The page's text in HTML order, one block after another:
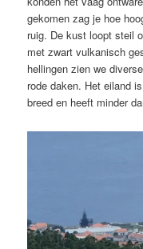
gekomen zag je hoe
ruig. De kust loopt steil
met zwart vulkanisch
hellingen zien we
rode daken. Het eiland
breed en heeft minder